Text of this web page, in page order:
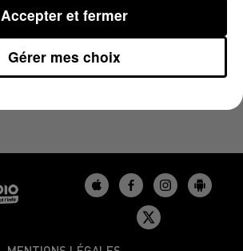
Gérer mes choix
Accepter et fermer